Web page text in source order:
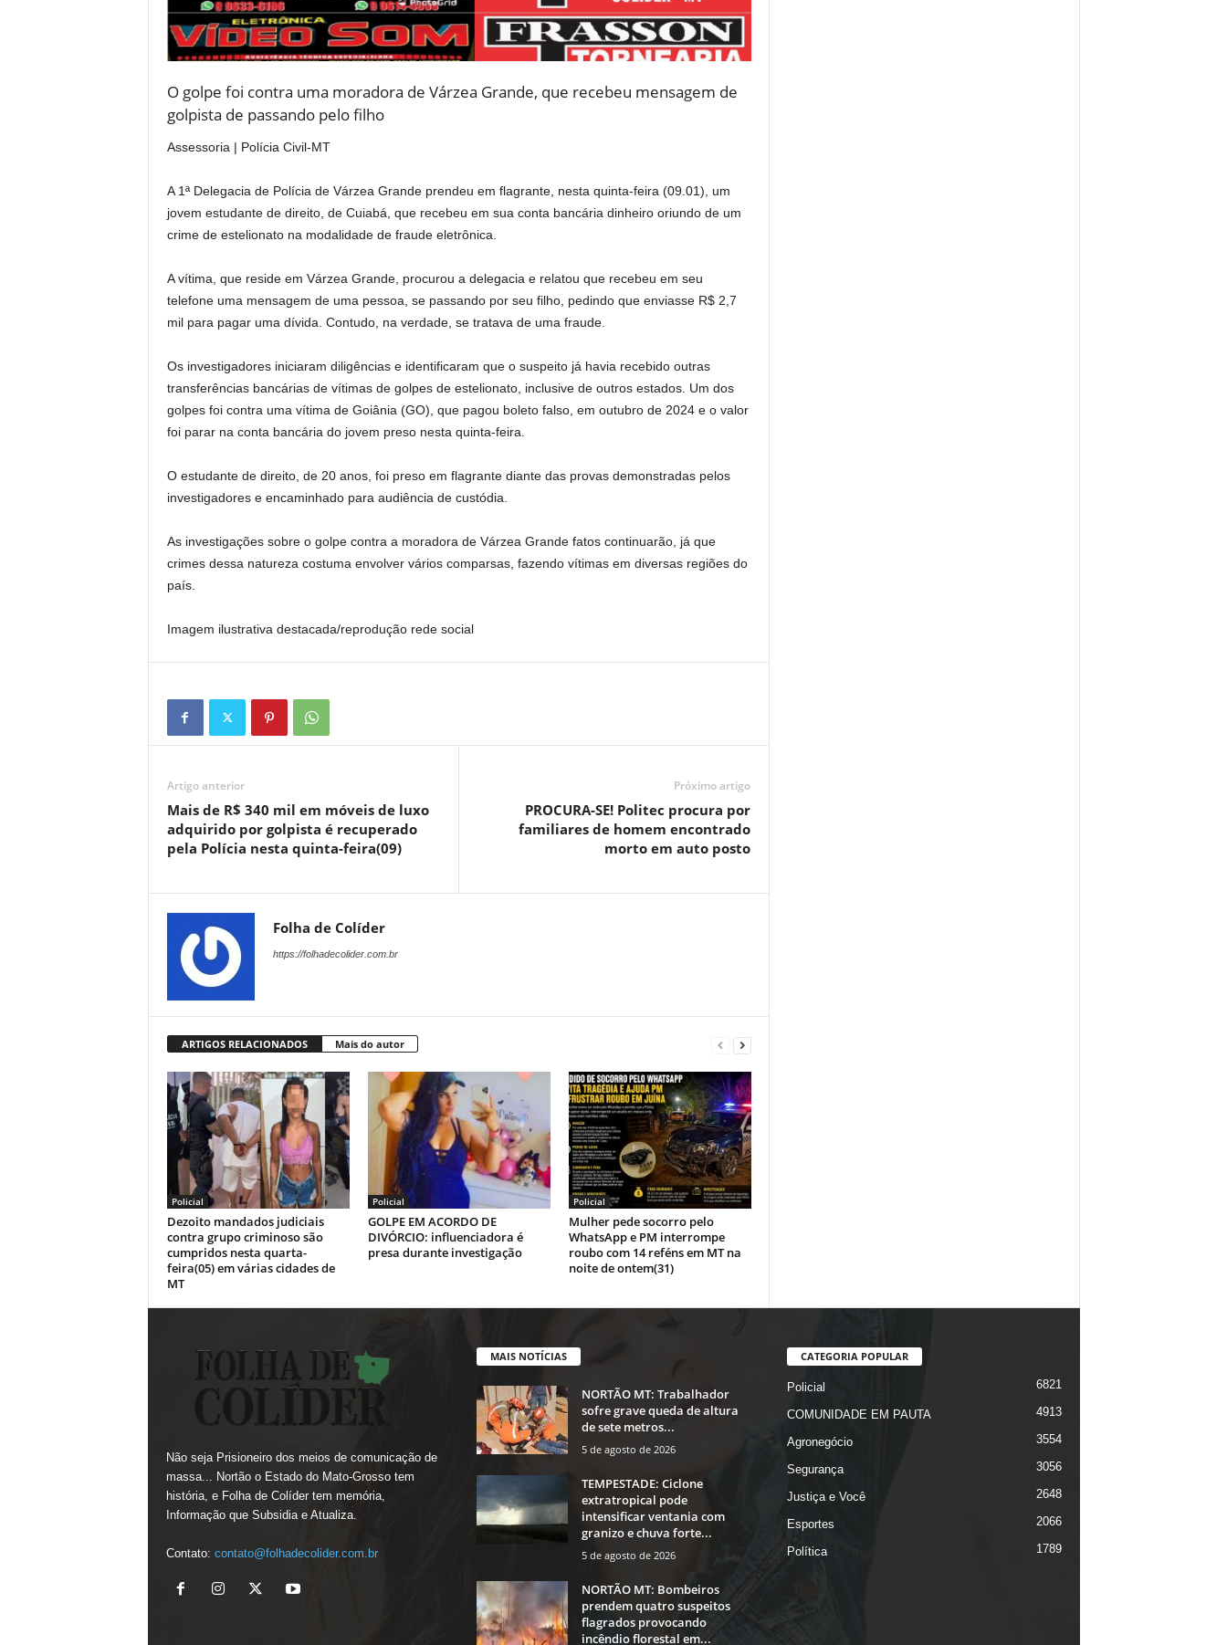
O golpe foi contra uma moradora de Várzea Grande, que recebeu mensagem de
golpista de passando pelo filho
Assessoria | Polícia Civil-MT
A 1ª Delegacia de Polícia de Várzea Grande prendeu em flagrante, nesta quinta-feira (09.01), um
jovem estudante de direito, de Cuiabá, que recebeu em sua conta bancária dinheiro oriundo de um
crime de estelionato na modalidade de fraude eletrônica.
A vítima, que reside em Várzea Grande, procurou a delegacia e relatou que recebeu em seu
telefone uma mensagem de uma pessoa, se passando por seu filho, pedindo que enviasse R$ 2,7
mil para pagar uma dívida. Contudo, na verdade, se tratava de uma fraude.
Os investigadores iniciaram diligências e identificaram que o suspeito já havia recebido outras
transferências bancárias de vítimas de golpes de estelionato, inclusive de outros estados. Um dos
golpes foi contra uma vítima de Goiânia (GO), que pagou boleto falso, em outubro de 2024 e o valor
foi parar na conta bancária do jovem preso nesta quinta-feira.
O estudante de direito, de 20 anos, foi preso em flagrante diante das provas demonstradas pelos
investigadores e encaminhado para audiência de custódia.
As investigações sobre o golpe contra a moradora de Várzea Grande fatos continuarão, já que
crimes dessa natureza costuma envolver vários comparsas, fazendo vítimas em diversas regiões do
país.
Imagem ilustrativa destacada/reprodução rede social
Artigo anterior
Mais de R$ 340 mil em móveis de luxo
adquirido por golpista é recuperado
pela Polícia nesta quinta-feira(09)
Próximo artigo
PROCURA-SE! Politec procura por
familiares de homem encontrado
morto em auto posto
Folha de Colíder
https://folhadecolider.com.br
ARTIGOS RELACIONADOS Mais do autor
Policial
Dezoito mandados judiciais
contra grupo criminoso são
cumpridos nesta quarta-
feira(05) em várias cidades de
MT
Policial
GOLPE EM ACORDO DE
DIVÓRCIO: influenciadora é
presa durante investigação
Policial
Mulher pede socorro pelo
WhatsApp e PM interrompe
roubo com 14 reféns em MT na
noite de ontem(31)
Não seja Prisioneiro dos meios de comunicação de
massa... Nortão o Estado do Mato-Grosso tem
história, e Folha de Colíder tem memória,
Informação que Subsidia e Atualiza.
Contato: contato@folhadecolider.com.br
MAIS NOTÍCIAS
NORTÃO MT: Trabalhador
sofre grave queda de altura
de sete metros...
5 de agosto de 2026
TEMPESTADE: Ciclone
extratropical pode
intensificar ventania com
granizo e chuva forte...
5 de agosto de 2026
NORTÃO MT: Bombeiros
prendem quatro suspeitos
flagrados provocando
incêndio florestal em...
CATEGORIA POPULAR
Policial 6821
COMUNIDADE EM PAUTA 4913
Agronegócio 3554
Segurança 3056
Justiça e Você 2648
Esportes 2066
Política 1789